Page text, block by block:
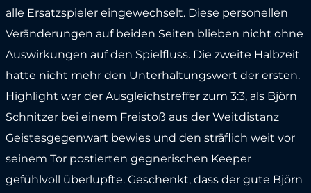
alle Ersatzspieler eingewechselt. Diese personellen
Veränderungen auf beiden Seiten blieben nicht ohne
Auswirkungen auf den Spielfluss. Die zweite Halbzeit
hatte nicht mehr den Unterhaltungswert der ersten.
Highlight war der Ausgleichstreffer zum 3:3, als Björn
Schnitzer bei einem Freistoß aus der Weitdistanz
Geistesgegenwart bewies und den sträflich weit vor
seinem Tor postierten gegnerischen Keeper
gefühlvoll überlupfte. Geschenkt, dass der gute Björn